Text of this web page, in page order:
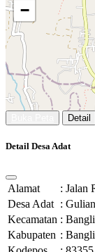
−
Detail
Detail Desa Adat
Alamat : Jalan
Desa Adat :
Kecamatan : Bangli
Kabupaten : Bangli